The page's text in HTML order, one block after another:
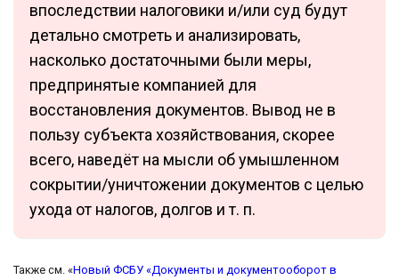
впоследствии налоговики и/или суд будут
детально смотреть и анализировать,
насколько достаточными были меры,
предпринятые компанией для
восстановления документов. Вывод не в
пользу субъекта хозяйствования, скорее
всего, наведёт на мысли об умышленном
сокрытии/уничтожении документов с целью
ухода от налогов, долгов и т. п.
Также см. «Новый ФСБУ «Документы и документооборот в